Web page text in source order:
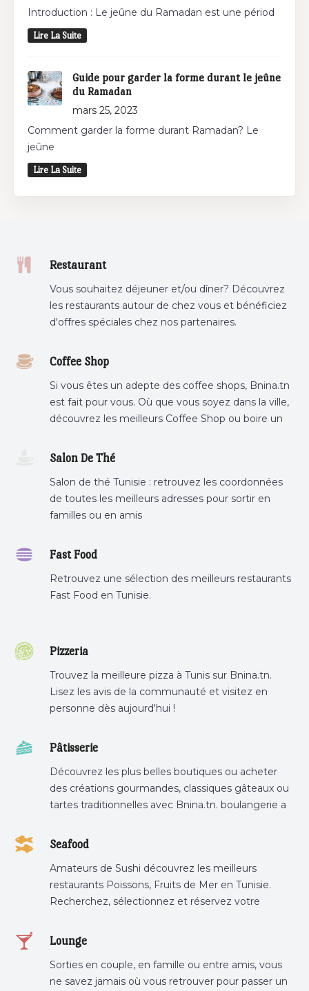
Introduction : Le jeûne du Ramadan est une périod
Lire La Suite
Guide pour garder la forme durant le jeûne
du Ramadan
mars 25, 2023
Comment garder la forme durant Ramadan? Le
jeûne
Lire La Suite
Restaurant
Vous souhaitez déjeuner et/ou dîner? Découvrez
les restaurants autour de chez vous et bénéficiez
d'offres spéciales chez nos partenaires.
Coffee Shop
Si vous êtes un adepte des coffee shops, Bnina.tn
est fait pour vous. Où que vous soyez dans la ville,
découvrez les meilleurs Coffee Shop ou boire un
Salon De Thé
Salon de thé Tunisie : retrouvez les coordonnées
de toutes les meilleurs adresses pour sortir en
familles ou en amis
Fast Food
Retrouvez une sélection des meilleurs restaurants
Fast Food en Tunisie.
Pizzeria
Trouvez la meilleure pizza à Tunis sur Bnina.tn.
Lisez les avis de la communauté et visitez en
personne dès aujourd'hui !
Pâtisserie
Découvrez les plus belles boutiques ou acheter
des créations gourmandes, classiques gâteaux ou
tartes traditionnelles avec Bnina.tn. boulangerie a
tunis, pâtisserie sousse .
Seafood
Amateurs de Sushi découvrez les meilleurs
restaurants Poissons, Fruits de Mer en Tunisie.
Recherchez, sélectionnez et réservez votre
Lounge
Sorties en couple, en famille ou entre amis, vous
ne savez jamais où vous retrouver pour passer un